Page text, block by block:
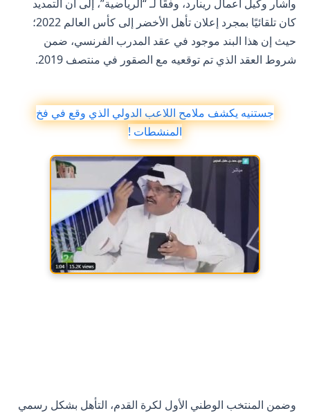
وأشار وكيل أعمال رينارد، وفقًا لـ “الرياضية”، إلى أن التمديد
كان تلقائيًا بمجرد إعلان تأهل الأخضر إلى كأس العالم 2022؛
حيث إن هذا البند موجود في عقد المدرب الفرنسي، ضمن
شروط العقد الذي تم توقعيه مع الصقور في منتصف 2019.
جستنيه يكشف ملامح اللاعب الدولي الذي وقع في فخ
المنشطات !
وضمن المنتخب الوطني الأول لكرة القدم، التأهل بشكل رسمي